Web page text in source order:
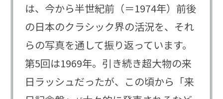
は、今から半世紀前（＝1974年）前後
の日本のクラシック界の活況を、それ
らの写真を通して振り返っています。
第5回は1969年。引き続き超大物の来
日ラッシュだったが、この頃から「来